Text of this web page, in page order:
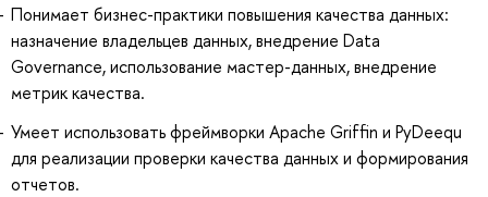
Понимает бизнес-практики повышения качества данных:
назначение владельцев данных, внедрение Data
Governance, использование мастер-данных, внедрение
метрик качества.
Умеет использовать фреймворки Apache Griffin и PyDeequ
для реализации проверки качества данных и формирования
отчетов.